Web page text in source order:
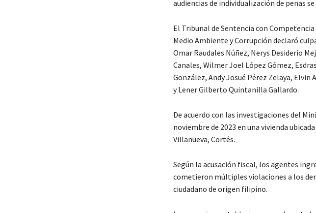
audiencias de individualización de penas
El Tribunal de Sentencia con
Medio Ambiente y Corrupción declaró
Omar Raudales Núñez, Nerys Desiderio
Canales, Wilmer Joel López Gómez,
González, Andy Josué Pérez Zelaya,
y Lener Gilberto Quintanilla Gallardo.
De acuerdo con las investigaciones del
noviembre de 2023 en una vivienda
Villanueva, Cortés.
Según la acusación fiscal, los agentes
cometieron múltiples violaciones a los
ciudadano de origen filipino.